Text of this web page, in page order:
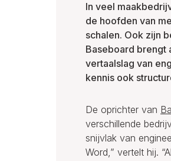
In veel
de hoofden van
schalen. Ook zijn
Baseboard brengt
vertaalslag van
kennis ook
De oprichter van
verschillende
snijvlak van
Word,” vertelt hij.